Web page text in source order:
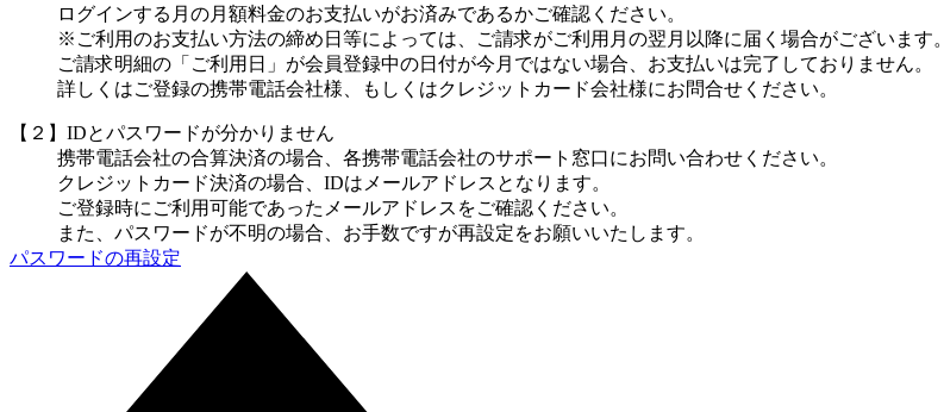
ログインする月の月額料金のお支払いがお済みであるかご確認ください。
※ご利用のお支払い方法の締め日等によっては、ご請求がご利用月の翌月以降に届く場合がございます。
ご請求明細の「ご利用日」が会員登録中の日付が今月ではない場合、お支払いは完了しておりません。
詳しくはご登録の携帯電話会社様、もしくはクレジットカード会社様にお問合せください。
【２】IDとパスワードが分かりません
携帯電話会社の合算決済の場合、各携帯電話会社のサポート窓口にお問い合わせください。
クレジットカード決済の場合、IDはメールアドレスとなります。
ご登録時にご利用可能であったメールアドレスをご確認ください。
また、パスワードが不明の場合、お手数ですが再設定をお願いいたします。
パスワードの再設定